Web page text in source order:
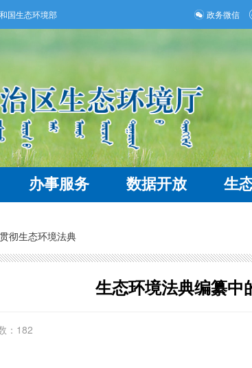
国生态环境部 政务微信
办事服务 数据开放 生
彻生态环境法典
生态环境法典编纂中
：182